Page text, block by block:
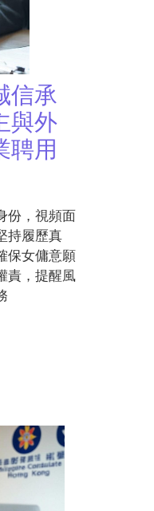
信承
與外
聘用
份，視頻面
持履歷真
保女傭意願
責，提醒風